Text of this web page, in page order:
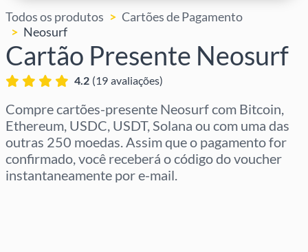
Todos os produtos
Cartões de Pagamento
Neosurf
Cartão Presente Neosurf
4.2 (19 avaliações)
Compre cartões-presente Neosurf com Bitcoin,
Ethereum, USDC, USDT, Solana ou com uma das
outras 250 moedas. Assim que o pagamento for
confirmado, você receberá o código do voucher
instantaneamente por e-mail.